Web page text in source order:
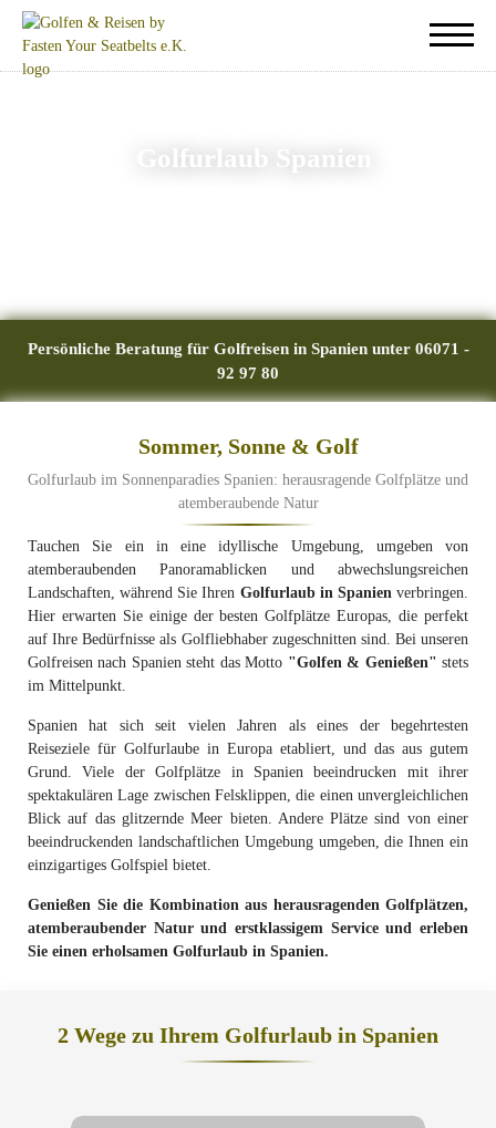
Golfurlaub Spanien
Persönliche Beratung für Golfreisen in Spanien unter 06071 -
92 97 80
Sommer, Sonne & Golf
Golfurlaub im Sonnenparadies Spanien: herausragende Golfplätze und
atemberaubende Natur
Tauchen Sie ein in eine idyllische Umgebung, umgeben von
atemberaubenden Panoramablicken und abwechslungsreichen
Landschaften, während Sie Ihren Golfurlaub in Spanien verbringen.
Hier erwarten Sie einige der besten Golfplätze Europas, die perfekt
auf Ihre Bedürfnisse als Golfliebhaber zugeschnitten sind. Bei unseren
Golfreisen nach Spanien steht das Motto "Golfen & Genießen" stets
im Mittelpunkt.
Spanien hat sich seit vielen Jahren als eines der begehrtesten
Reiseziele für Golfurlaube in Europa etabliert, und das aus gutem
Grund. Viele der Golfplätze in Spanien beeindrucken mit ihrer
spektakulären Lage zwischen Felsklippen, die einen unvergleichlichen
Blick auf das glitzernde Meer bieten. Andere Plätze sind von einer
beeindruckenden landschaftlichen Umgebung umgeben, die Ihnen ein
einzigartiges Golfspiel bietet.
Genießen Sie die Kombination aus herausragenden Golfplätzen,
atemberaubender Natur und erstklassigem Service und erleben
Sie einen erholsamen Golfurlaub in Spanien.
2 Wege zu Ihrem Golfurlaub in Spanien